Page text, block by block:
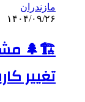
۱۴۰۴/۰۹/۲۶
🏗️🌲
تغییر